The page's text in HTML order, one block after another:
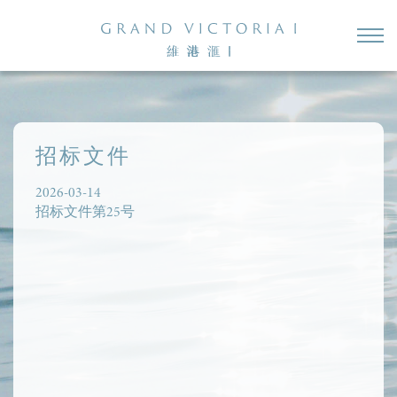
招标文件
2026-03-14
招标文件第25号